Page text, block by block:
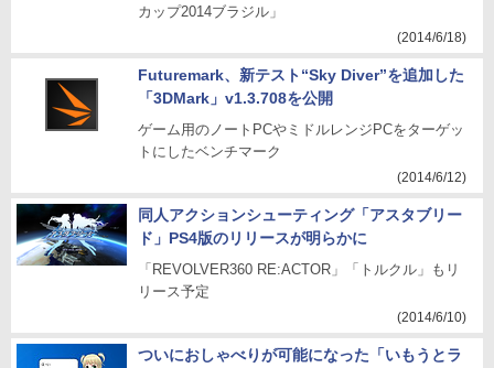
カップ2014ブラジル」
(2014/6/18)
Futuremark、新テスト“Sky Diver”を追加した
「3DMark」v1.3.708を公開
ゲーム用のノートPCやミドルレンジPCをターゲッ
トにしたベンチマーク
(2014/6/12)
同人アクションシューティング「アスタブリー
ド」PS4版のリリースが明らかに
「REVOLVER360 RE:ACTOR」「トルクル」もリ
リース予定
(2014/6/10)
ついにおしゃべりが可能になった「いもうとラ